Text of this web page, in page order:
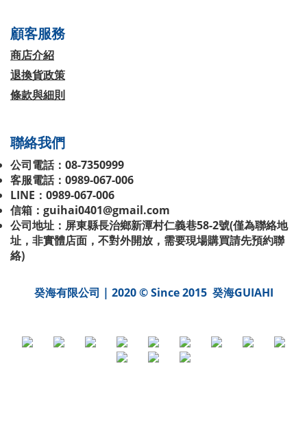
顧客服務
商店介紹
退換貨政策
條款與細則
聯絡我們
公司電話：08-7350999
客服電話：0989-067-006
LINE：0989-067-006
信箱：guihai0401@gmail.com
公司地址：屏東縣長治鄉新潭村仁義巷58-2號(僅為聯絡地
址，非實體店面，不對外開放，需要現場購買請先預約聯
絡)
癸海有限公司 | 2020 © Since 2015 癸海GUIAHI